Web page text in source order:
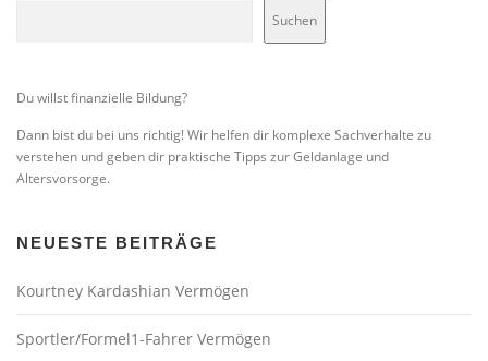
Suchen
Du willst finanzielle Bildung?
Dann bist du bei uns richtig! Wir helfen dir komplexe Sachverhalte zu
verstehen und geben dir praktische Tipps zur Geldanlage und
Altersvorsorge.
NEUESTE BEITRÄGE
Kourtney Kardashian Vermögen
Sportler/Formel1-Fahrer Vermögen